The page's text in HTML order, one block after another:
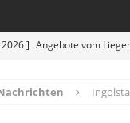
2026 ] Angebote vom
2026 ] Bodenrichtwerte